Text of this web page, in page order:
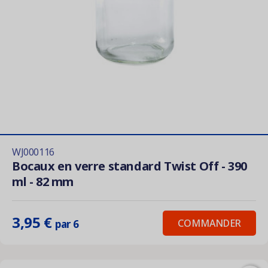
WJ000116
Bocaux en verre standard Twist Off - 390
ml - 82 mm
3,95 € par 6 COMMANDER